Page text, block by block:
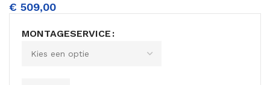
€ 509,00
MONTAGESERVICE